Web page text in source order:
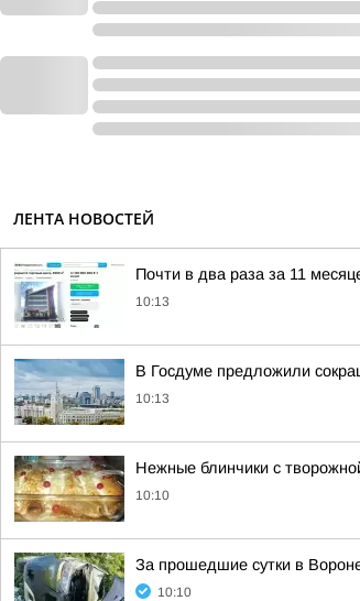
ЛЕНТА НОВОСТЕЙ
Почти в два раза за 11
10:13
В Госдуме предложили
10:13
Нежные блинчики с
10:10
За прошедшие сутки в
10:10